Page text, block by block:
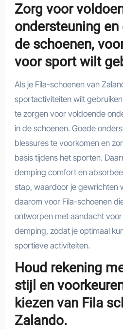
Zorg voor
ondersteuning
de schoenen,
voor sport wilt
Als je Fila-schoenen van
sportactiviteiten wilt
te zorgen voor voldoende
in de schoenen. Goede
blessures te voorkomen en
basis tijdens het sporten.
demping comfort en
stap, waardoor je gewrichten
daarom voor Fila-schoenen
ontworpen met aandacht
demping, zodat je optimaal
sportieve activiteiten.
Houd rekening
stijl en
kiezen van Fila
Zalando.